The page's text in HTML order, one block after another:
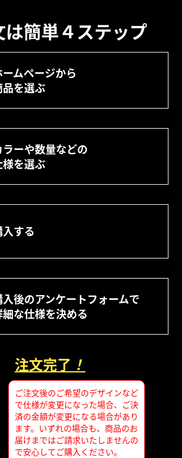
は簡単４ステップ
ームページから
品を選ぶ
ラーや数量などの
様を選ぶ
入する
入後のアンケートフォームで
細な仕様を決める
注文完了 ！
ご注文後のご希望のデザインなど
で仕様が変更になった場合、ご決
済の金額が変更になる場合があり
ます。いずれの場合も、商品のお
届けまではご請求いたしませんの
で安心してご購入ください。